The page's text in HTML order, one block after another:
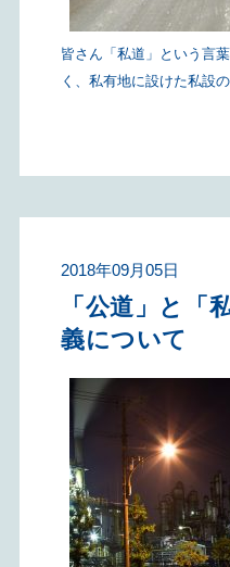
皆さん「私道」という言
く、私有地に設けた私設
2018年09月05日
「公道」と「
義について